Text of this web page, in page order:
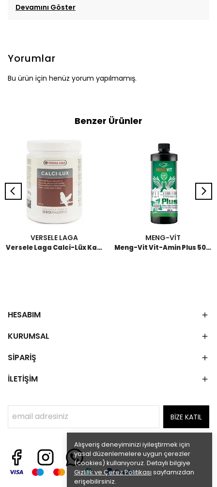
Alışveriş deneyiminizi iyileştirmek için
yasal düzenlemelere uygun çerezler
(cookies) kullanıyoruz. Detaylı bilgiye
Gizlilik ve Çerez Politikası sayfamızdan
erişebilirsiniz.
Devamını Göster
Yorumlar
Bu ürün için henüz yorum yapılmamış.
Benzer Ürünler
VERSELE LAGA
Versele Laga Calci-Lüx Kalsiyum Desteği 500 GR
MENG-VİT
Meng-Vit Vit-Amin Plus 500 ML
HESABIM
KURUMSAL
SİPARİŞ
İLETİŞİM
BİZE KATIL